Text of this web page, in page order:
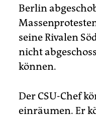
Berlin
seine Rivalen
nicht
können.
Der CSU-Chef
einräumen. Er